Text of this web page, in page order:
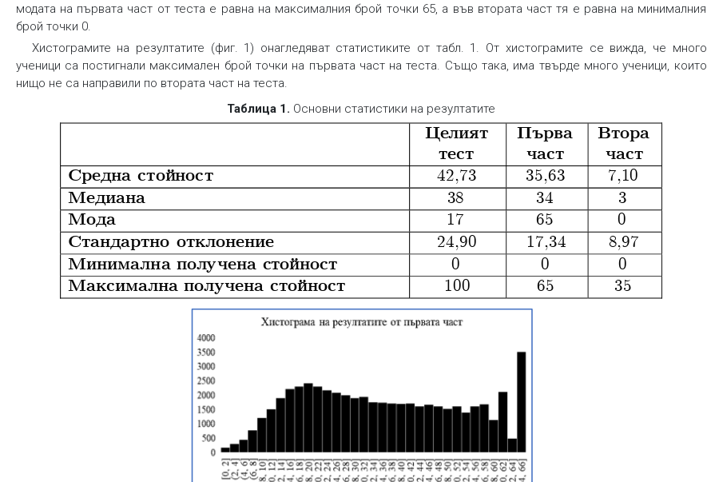
модата на първата част от теста е равна на максималния брой точки 65, а във втората част тя е равна на минималния
брой точки 0.
Хистограмите на резултатите (фиг. 1) онагледяват статистиките от табл. 1. От хистограмите се вижда, че много
ученици са постигнали максимален брой точки на първата част на теста. Също така, има твърде много ученици, които
нищо не са направили по втората част на теста.
Таблица 1. Основни статистики на резултатите
Целият
тест
Първа
част
Втора
част
Средна стойност 42,73 35,63 7,10
Медиана 38 34 3
Мода 17 65 0
Стандартно отклонение 24,90 17,34 8,97
Минимална получена стойност 0 0 0
Максимална получена стойност 100 65 35